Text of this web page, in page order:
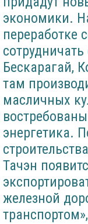
экономики.
переработке
Бескарагай,
там
масличных
энергетика.
Тачэн
железной